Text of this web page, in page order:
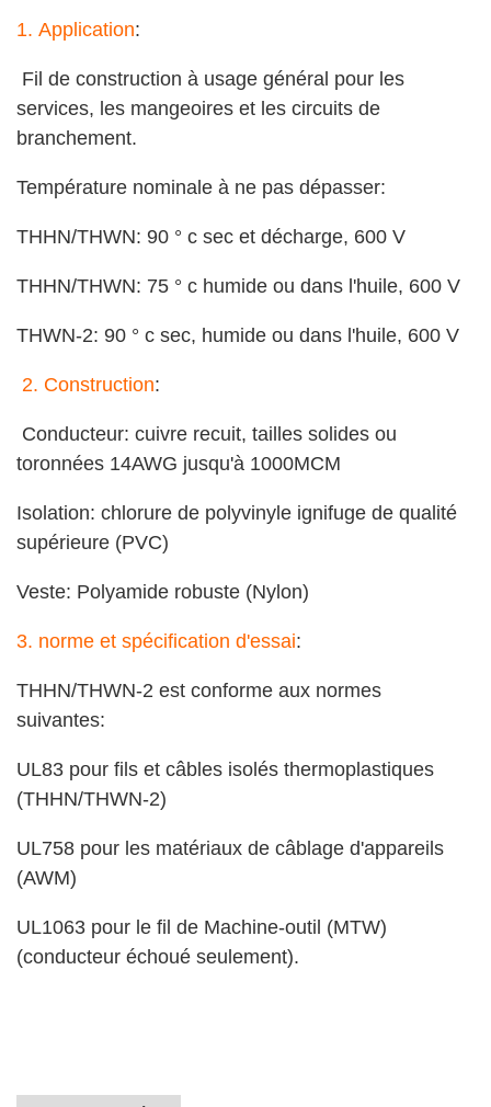
1. Application:
Fil de construction à usage général pour les
services, les mangeoires et les circuits de
branchement.
Température nominale à ne pas dépasser:
THHN/THWN: 90 ° c sec et décharge, 600 V
THHN/THWN: 75 ° c humide ou dans l'huile, 600 V
THWN-2: 90 ° c sec, humide ou dans l'huile, 600 V
2. Construction:
Conducteur: cuivre recuit, tailles solides ou
toronnées 14AWG jusqu'à 1000MCM
Isolation: chlorure de polyvinyle ignifuge de qualité
supérieure (PVC)
Veste: Polyamide robuste (Nylon)
3. norme et spécification d'essai:
THHN/THWN-2 est conforme aux normes
suivantes:
UL83 pour fils et câbles isolés thermoplastiques
(THHN/THWN-2)
UL758 pour les matériaux de câblage d'appareils
(AWM)
UL1063 pour le fil de Machine-outil (MTW)
(conducteur échoué seulement).